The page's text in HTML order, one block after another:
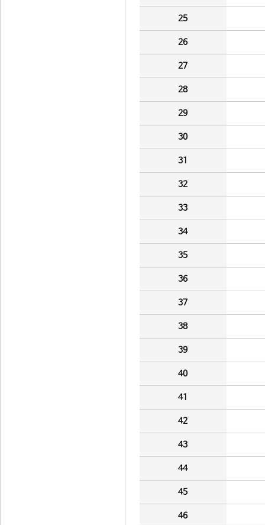
25
26
27
28
29
30
31
32
33
34
35
36
37
38
39
40
41
42
43
44
45
46